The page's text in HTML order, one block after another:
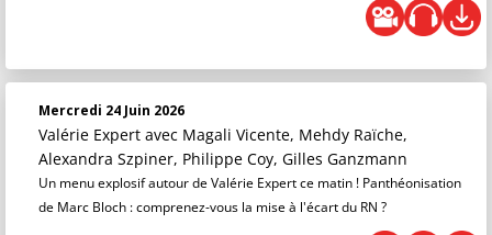
Mercredi 24 Juin 2026
Valérie Expert avec Magali Vicente, Mehdy Raïche,
Alexandra Szpiner, Philippe Coy, Gilles Ganzmann
Un menu explosif autour de Valérie Expert ce matin ! Panthéonisation
de Marc Bloch : comprenez-vous la mise à l'écart du RN ?